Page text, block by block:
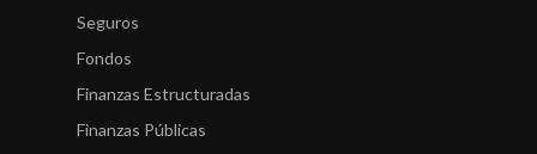
Seguros
Fondos
Finanzas Estructuradas
Finanzas Públicas